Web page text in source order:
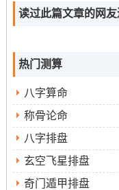
需要规避的凶日与
特殊禁忌
避开凶日;还需注意
利方位动土;需有专业
逢“阴阳不将日”等。
2025年9月具体事
嫁娶婚庆:
读过此篇文章的网友
热门测算
八字算命
称骨论命
八字排盘
玄空飞星排盘
奇门遁甲排盘